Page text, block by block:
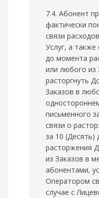
7.4. Абонент
фактически
связи
Услуг, а
до момента
или любого из
расторгнуть
Заказов в
письменного
связи о
за 10 (Десять)
расторжения
из Заказов в
абонентами,
Оператором
случае с